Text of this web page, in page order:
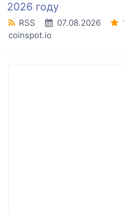
2026 году
RSS 07.08.2026
coinspot.io